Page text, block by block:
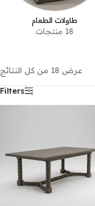
طاولات الطعام
18 منتجات
عرض ⁦18⁩ من كل النتائج
Filters